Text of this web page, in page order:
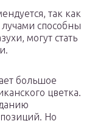
так как
способны
могут стать
большое
цветка.
Но